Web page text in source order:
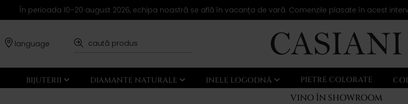
În perioada 10–20 august 2026, echipa noastră se află în vacanța de vară. Comenzile plasate în acest
language
BIJUTERII DIAMANTE NATURALE INELE LOGODNĂ PIETRE COLORATE
VINO ÎN SHOWROOM